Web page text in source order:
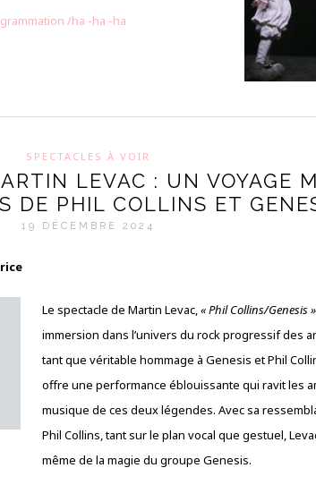
/ha -ha -ha
SPECTACLES À VOIR
LEVAC : UN VOYAGE
DE PHIL COLLINS ET
19 DÉCEMBRE 2024
Le spectacle de Martin Levac,« Phil Collins/Genesis »
immersion dans l’univers du rock progressif des
tant que véritable hommage à Genesis et Phil
offre une performance éblouissante qui ravit les
musique de ces deux légendes. Avec sa
Phil Collins, tant sur le plan vocal que gestuel,
même de la magie du groupe Genesis.